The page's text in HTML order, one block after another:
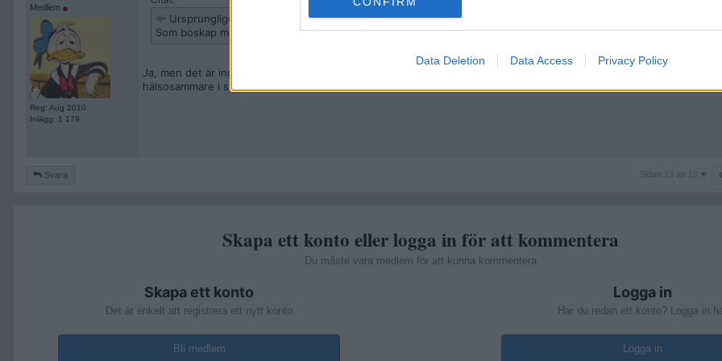
Data Deletion Data Access Privacy Policy
Medlem
Reg: Aug 2010
Inlägg: 1 179
Ursprungligen postat av
nidbilden
Som boskap med andra ord?
Ja, men det är inget jag skulle rekommendera. Samma som med att äta rått kött. Idén är att det är "naturligt", men
hälsosammare i slutänden.
Svara
Sidan
Sidan 13 av 13
Skapa ett konto eller logga in för att kommentera
Du måste vara medlem för att kunna kommentera
Skapa ett konto
Det är enkelt att registrera ett nytt konto
Bli medlem
Logga in
Har du redan ett konto? Logga in
Logga in